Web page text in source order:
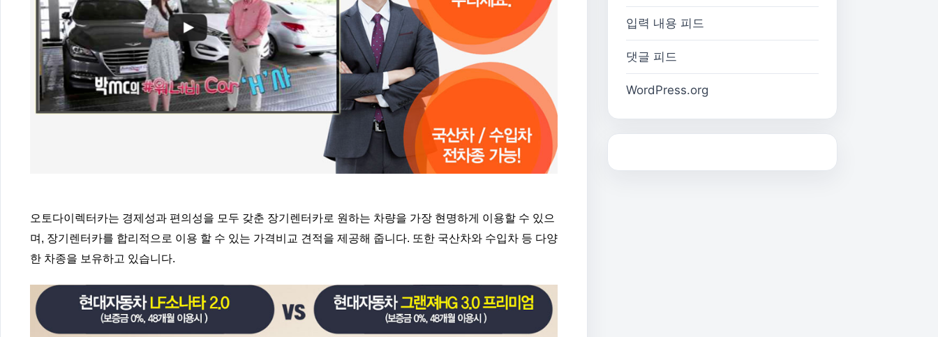
오토다이렉터카는 경제성과 편의성을 모두 갖춘 장기렌터카로 원하는 차량을 가장 현명하게 이용할 수 있으
며, 장기렌터카를 합리적으로 이용 할 수 있는 가격비교 견적을 제공해 줍니다. 또한 국산차와 수입차 등 다양
한 차종을 보유하고 있습니다.
입력 내용 피드
댓글 피드
WordPress.org